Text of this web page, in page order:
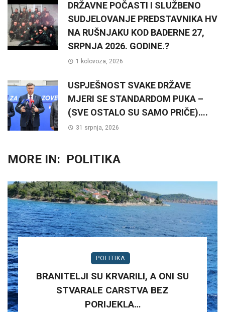
DRŽAVNE POČASTI I SLUŽBENO
SUDJELOVANJE PREDSTAVNIKA HV
NA RUŠNJAKU KOD BADERNE 27,
SRPNJA 2026. GODINE.?
1 kolovoza, 2026
USPJEŠNOST SVAKE DRŽAVE
MJERI SE STANDARDOM PUKA –
(SVE OSTALO SU SAMO PRIČE)….
31 srpnja, 2026
MORE IN: POLITIKA
POLITIKA
BRANITELJI SU KRVARILI, A ONI SU
STVARALE CARSTVA BEZ
PORIJEKLA…